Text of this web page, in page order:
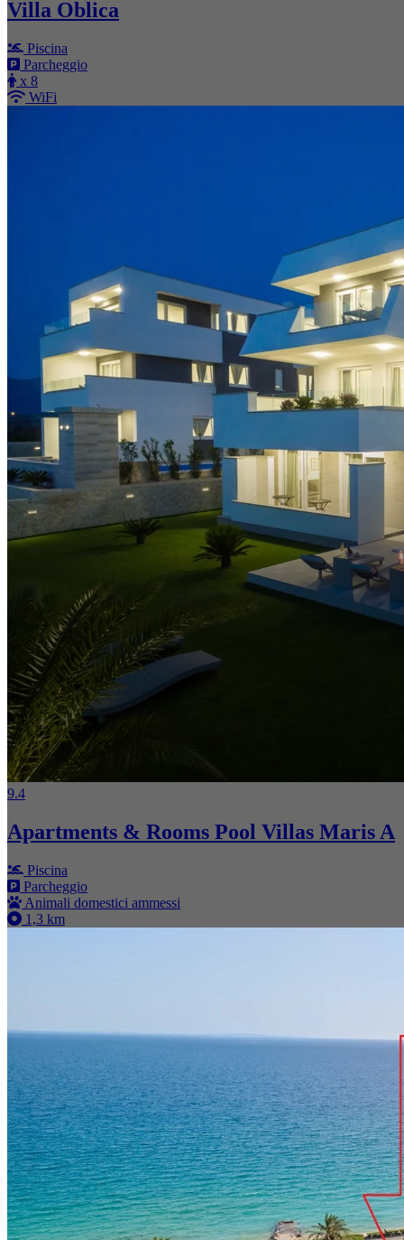
Villa Oblica
Piscina
Parcheggio
x 8
WiFi
9.4
Apartments & Rooms Pool Villas Maris A
Piscina
Parcheggio
Animali domestici ammessi
1,3 km